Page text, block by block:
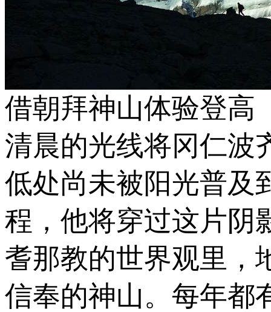
借朝拜神山体验登高
清晨的光线将冈仁波
低处尚未被阳光普及
程，他将穿过这片阴
耆那教的世界观里，
信奉的神山。每年都